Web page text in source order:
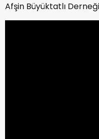
Afşin Büyüktatlı